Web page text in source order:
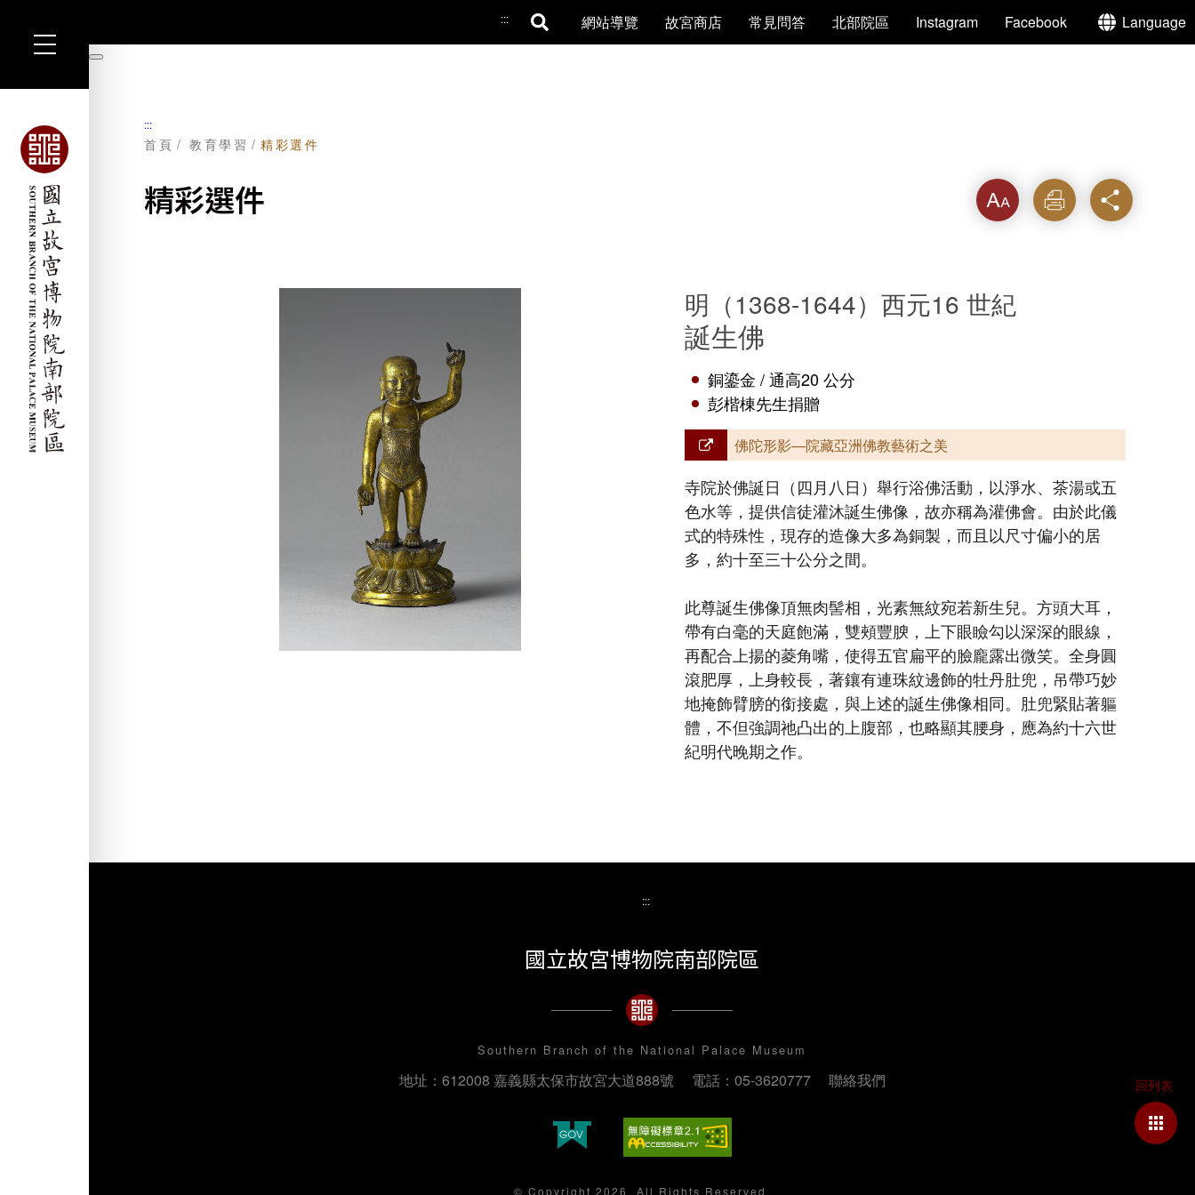
要
::: 網站導覽 故宮商店 常見問答 北部院區 Instagram Facebook Language
暫
:::
首頁 教育學習 精彩選件
精彩選件 字級 列印 分享
明（1368-1644）西元16 世紀
誕生佛
銅鎏金 / 通高20 公分
彭楷棟先生捐贈
佛陀形影—院藏亞洲佛教藝術之美
寺院於佛誕日（四月八日）舉行浴佛活動，以淨水、茶湯或五
色水等，提供信徒灌沐誕生佛像，故亦稱為灌佛會。由於此儀
式的特殊性，現存的造像大多為銅製，而且以尺寸偏小的居
多，約十至三十公分之間。
此尊誕生佛像頂無肉髻相，光素無紋宛若新生兒。方頭大耳，
帶有白毫的天庭飽滿，雙頰豐腴，上下眼瞼勾以深深的眼線，
再配合上揚的菱角嘴，使得五官扁平的臉龐露出微笑。全身圓
滾肥厚，上身較長，著鑲有連珠紋邊飾的牡丹肚兜，吊帶巧妙
地掩飾臂膀的銜接處，與上述的誕生佛像相同。肚兜緊貼著軀
體，不但強調祂凸出的上腹部，也略顯其腰身，應為約十六世
紀明代晚期之作。
:::
國立故宮博物院南部院區
Southern Branch of the National Palace Museum
地址：612008 嘉義縣太保市故宮大道888號 電話：05-3620777 聯絡我們
© Copyright 2026. All Rights Reserved.